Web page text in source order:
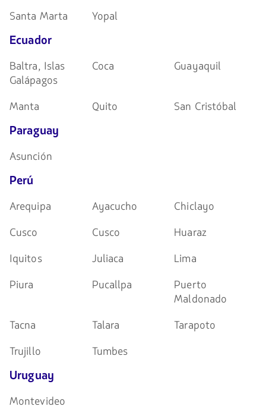
Santa Marta
Yopal
Ecuador
Baltra, Islas
Galápagos
Coca Guayaquil
Manta Quito San Cristóbal
Paraguay
Asunción
Perú
Arequipa Ayacucho
Chiclayo
Cusco
Cusco
Huaraz
Iquitos
Juliaca
Lima
Piura
Pucallpa
Puerto
Maldonado
Tacna
Talara
Tarapoto
Trujillo
Tumbes
Uruguay
Montevideo